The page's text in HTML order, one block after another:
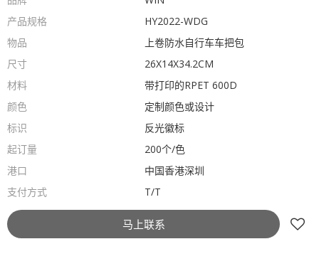
产品规格
HY2022-WDG
物品
上卷防水自行车车把包
尺寸
26X14X34.2CM
材料
带打印的RPET 600D
颜色
定制颜色或设计
标识
反光徽标
起订量
200个/色
港口
中国香港深圳
支付方式
T/T
马上联系